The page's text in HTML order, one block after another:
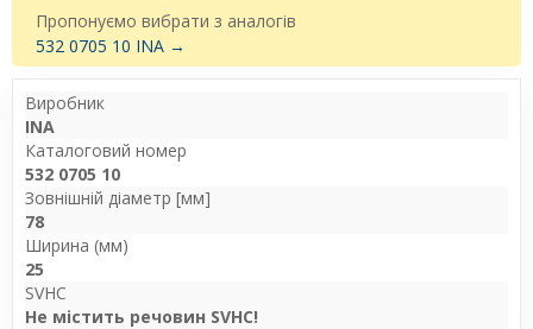
Пропонуємо вибрати з аналогів
532 0705 10 INA →
Виробник
INA
Каталоговий номер
532 0705 10
Зовнішній діаметр [мм]
78
Ширина (мм)
25
SVHC
Не містить речовин SVHC!